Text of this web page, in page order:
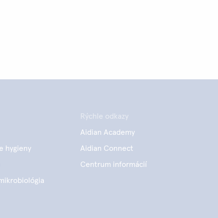
hygieny
Rýchle odkazy
Aidian Academy
Aidian Connect
Centrum informácií